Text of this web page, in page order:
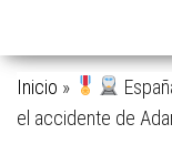
Inicio »
el accidente de